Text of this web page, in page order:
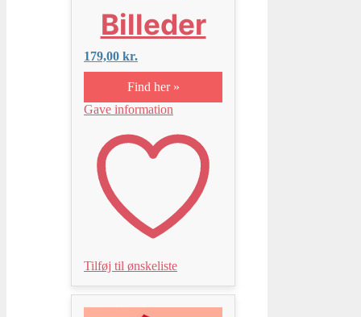
Billeder
179,00 kr.
Find her »
Gave information
Tilføj til ønskeliste